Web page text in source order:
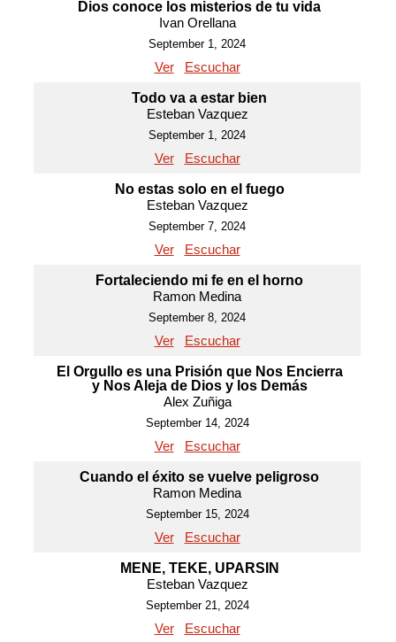
Dios conoce los misterios de tu vida
Ivan Orellana
September 1, 2024
Ver Escuchar
Todo va a estar bien
Esteban Vazquez
September 1, 2024
Ver Escuchar
No estas solo en el fuego
Esteban Vazquez
September 7, 2024
Ver Escuchar
Fortaleciendo mi fe en el horno
Ramon Medina
September 8, 2024
Ver Escuchar
El Orgullo es una Prisión que Nos Encierra
y Nos Aleja de Dios y los Demás
Alex Zuñiga
September 14, 2024
Ver Escuchar
Cuando el éxito se vuelve peligroso
Ramon Medina
September 15, 2024
Ver Escuchar
MENE, TEKE, UPARSIN
Esteban Vazquez
September 21, 2024
Ver Escuchar